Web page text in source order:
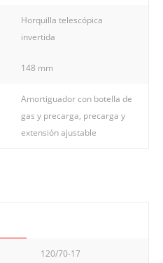
Horquilla telescópica
invertida
148 mm
Amortiguador con botella de
gas y precarga, precarga y
extensión ajustable
120/70-17